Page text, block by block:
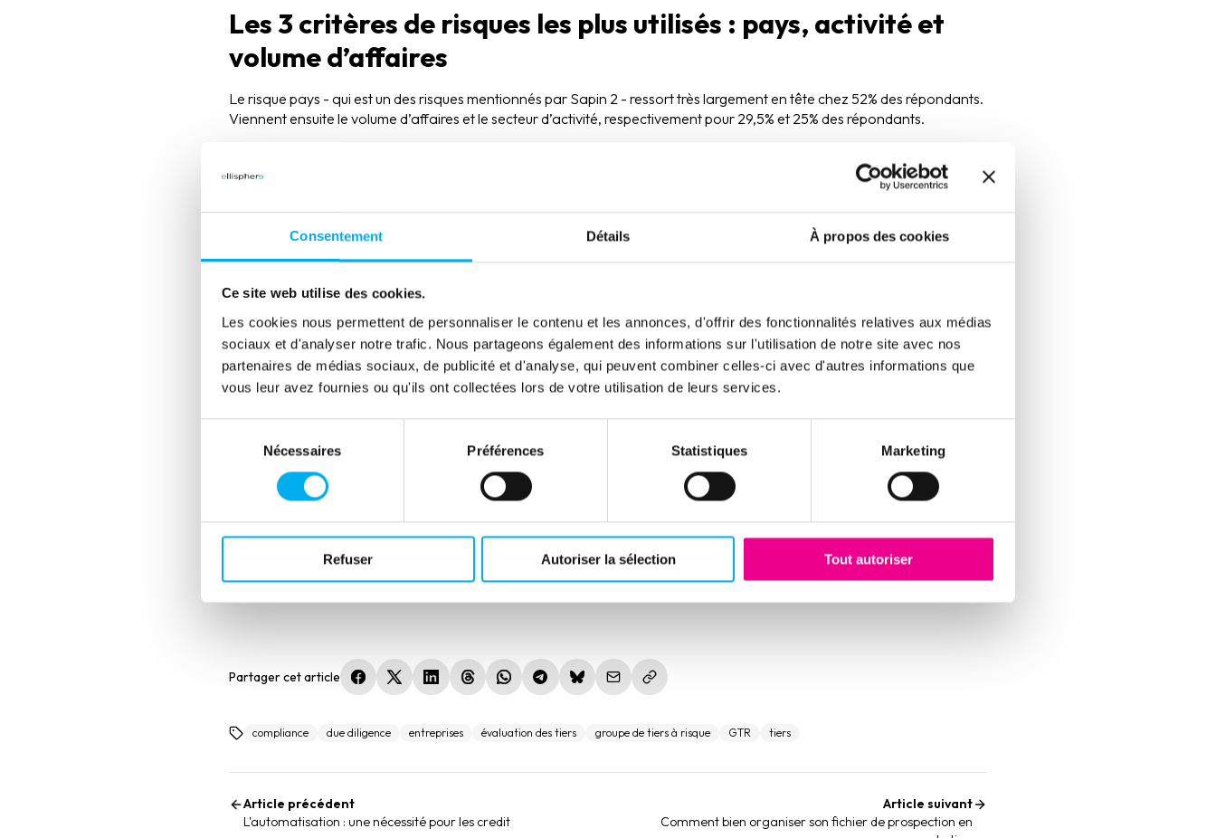
Consentement Détails À propos des cookies
Ce site web utilise des cookies.
Les cookies nous permettent de personnaliser le contenu et les annonces, d'offrir des fonctionnalités relatives aux médias
sociaux et d'analyser notre trafic. Nous partageons également des informations sur l'utilisation de notre site avec nos
partenaires de médias sociaux, de publicité et d'analyse, qui peuvent combiner celles-ci avec d'autres informations que
vous leur avez fournies ou qu'ils ont collectées lors de votre utilisation de leurs services.
consentement
Nécessaires Préférences Statistiques Marketing
Refuser Autoriser la sélection Tout autoriser
Les 3 critères de risques les plus utilisés : pays, activité et
volume d’affaires
Le risque pays - qui est un des risques mentionnés par Sapin 2 - ressort très largement en tête chez 52% des répondants.
Viennent ensuite le volume d’affaires et le secteur d’activité, respectivement pour 29,5% et 25% des répondants.
et même la dépendance économique.
Les GTR : le lien entre cartographie des risques et
évaluation des tiers
Globalement, les entreprises savent se faire assister par des sociétés de conseil pour établir leur cartographie des
risques et identifier qualitativement leurs groupes de tiers.
Lorsque l’on veut mettre en place un outil d’évaluation des tiers et charger son portefeuille de tiers fondé sur le niveau de
risque, il est nécessaire de structurer son portefeuille de tiers en GTR afin de piloter, comme le recommande l’AFA, la
profondeur d’analyse à effectuer. Et ce n’est pas toujours simple lorsque l’on dispose classiquement de plusieurs
référentiels de données, différents dans l’organisation, souvent incomplets et insuffisamment qualifiés.
C’est sans doute la raison pour laquelle plus d’une entreprise sur deux déclare établir ses GTR à la fois sur la base des
scénarios de risque identifiés dans la cartographie des risques de corruption, et en se reposant sur une liste de critères
prédéfinie.
Notre conviction chez Ellisphere est que les entreprises ont besoin d’être accompagnées pour bien identifier et qualifier
Partager cet article (nouvelle fenêtre)
(nouvelle fenêtre)
(nouvelle fenêtre)
(nouvelle fenêtre)
(nouvelle fenêtre)
(nouvelle fenêtre)
(nouvelle fenêtre)
compliance due diligence entreprises évaluation des tiers groupe de tiers à risque GTR tiers
Article précédent
L'automatisation : une nécessité pour les credit
Article suivant
Comment bien organiser son fichier de prospection en